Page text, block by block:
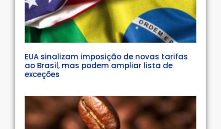
EUA sinalizam imposição de novas tarifas
ao Brasil, mas podem ampliar lista de
exceções